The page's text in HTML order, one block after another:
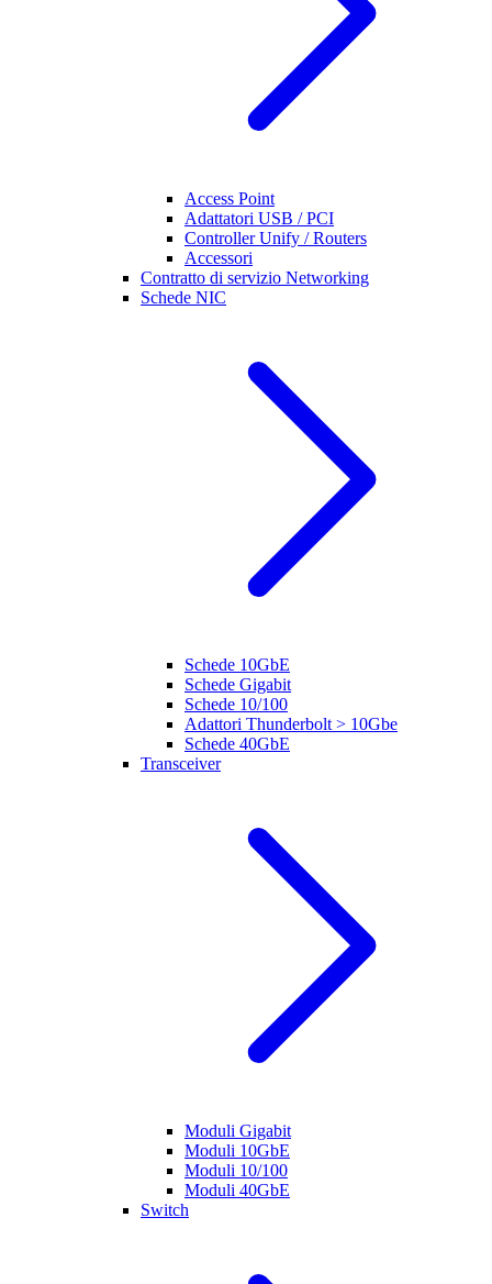
Access Point
Adattatori USB / PCI
Controller Unify / Routers
Accessori
Contratto di servizio Networking
Schede NIC
Schede 10GbE
Schede Gigabit
Schede 10/100
Adattori Thunderbolt > 10Gbe
Schede 40GbE
Transceiver
Moduli Gigabit
Moduli 10GbE
Moduli 10/100
Moduli 40GbE
Switch